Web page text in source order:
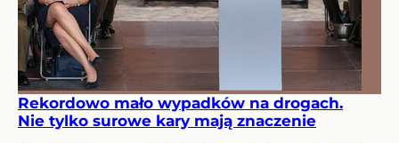
Rekordowo mało wypadków na drogach.
Nie tylko surowe kary mają znaczenie